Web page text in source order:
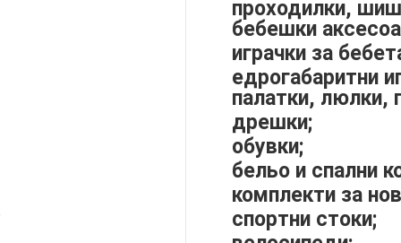
проходилки,
бебешки
играчки за
едрогабаритни
палатки, люлки,
дрешки;
обувки;
бельо и спални
комплекти за
спортни стоки;